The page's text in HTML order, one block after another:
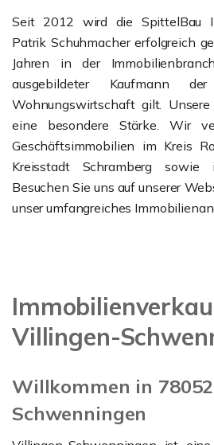
Seit 2012 wird die SpittelBau
Patrik Schuhmacher erfolgreich
Jahren in der
ausgebildeter Kaufmann
Wohnungswirtschaft gilt.
eine besondere Stärke. Wir
Geschäftsimmobilien im Kreis
Kreisstadt Schramberg sowie
Besuchen Sie uns auf unserer
unser umfangreiches
Villingen-
Willkommen in
Schwenningen